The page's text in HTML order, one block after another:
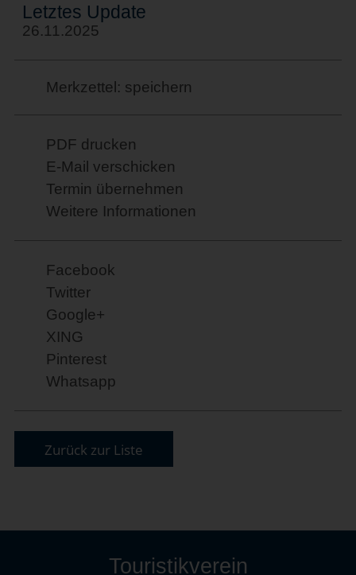
Letztes Update
26.11.2025
Merkzettel: speichern
PDF drucken
E-Mail verschicken
Termin übernehmen
Weitere Informationen
Facebook
Twitter
Google+
XING
Pinterest
Whatsapp
Zurück zur Liste
Touristikverein